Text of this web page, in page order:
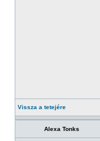
Vissza a tetejére
Alexa Tonks